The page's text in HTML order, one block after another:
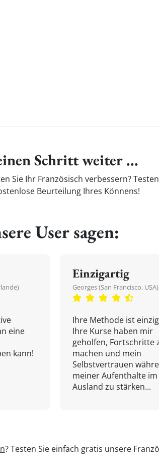
Schritt weiter ...
Sie Ihr Französisch verbessern?
Beurteilung Ihres Könnens!
User sagen:
eine
kann!
Einzigartig
Georges (San Francisco, USA)
Ihre Methode ist
Ihre Kurse haben mir
geholfen, Fortschritte
machen und mein
Selbstvertrauen
meiner Aufenthalte im
Ausland zu stärken...
? Testen Sie einfach gratis unsere